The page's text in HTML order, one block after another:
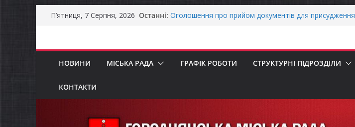
Перейти
П’ятниця, 7 Серпня, 2026 Останні: Оголошення про прийом документів для присудження
бізнесу»
НОВИНИ МІСЬКА РАДА ГРАФІК РОБОТИ СТРУКТУРНІ ПІДРОЗДІЛИ
КОНТАКТИ